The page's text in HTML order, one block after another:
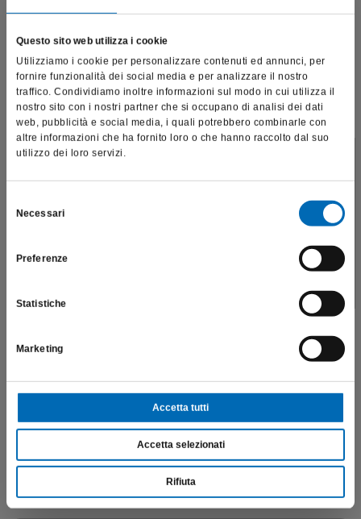
Questo sito web utilizza i cookie
Utilizziamo i cookie per personalizzare contenuti ed annunci, per
fornire funzionalità dei social media e per analizzare il nostro
traffico. Condividiamo inoltre informazioni sul modo in cui utilizza il
nostro sito con i nostri partner che si occupano di analisi dei dati
web, pubblicità e social media, i quali potrebbero combinarle con
altre informazioni che ha fornito loro o che hanno raccolto dal suo
utilizzo dei loro servizi.
delNecessari
Preferenze
Statistiche
Marketing
Accetta tutti
Accetta selezionati
Rifiuta
https://www.kometacademy.it/odontoiatria-conservativa/limitare-
Allegati
portastrumenti autoclavabili
DISINFEZIONE-DC1_410499
Manuale-disinfezione-per-studi-odontoiatrici-by-Dr.-Luigi-
Cecchinato-e-Francesco-Comelli.pdf
Pulizia degli strumenti rotanti Komet
professionali e riporta dati, prodotti e beni sensibili per la
salute e la sicurezza del paziente; pertanto, per visitare il sito,